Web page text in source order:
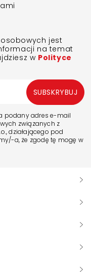
jest
na temat
w Polityce
podany adres e-mail
związanych z
działającego pod
a, że zgodę tę mogę w
SUBSKRYBUJ